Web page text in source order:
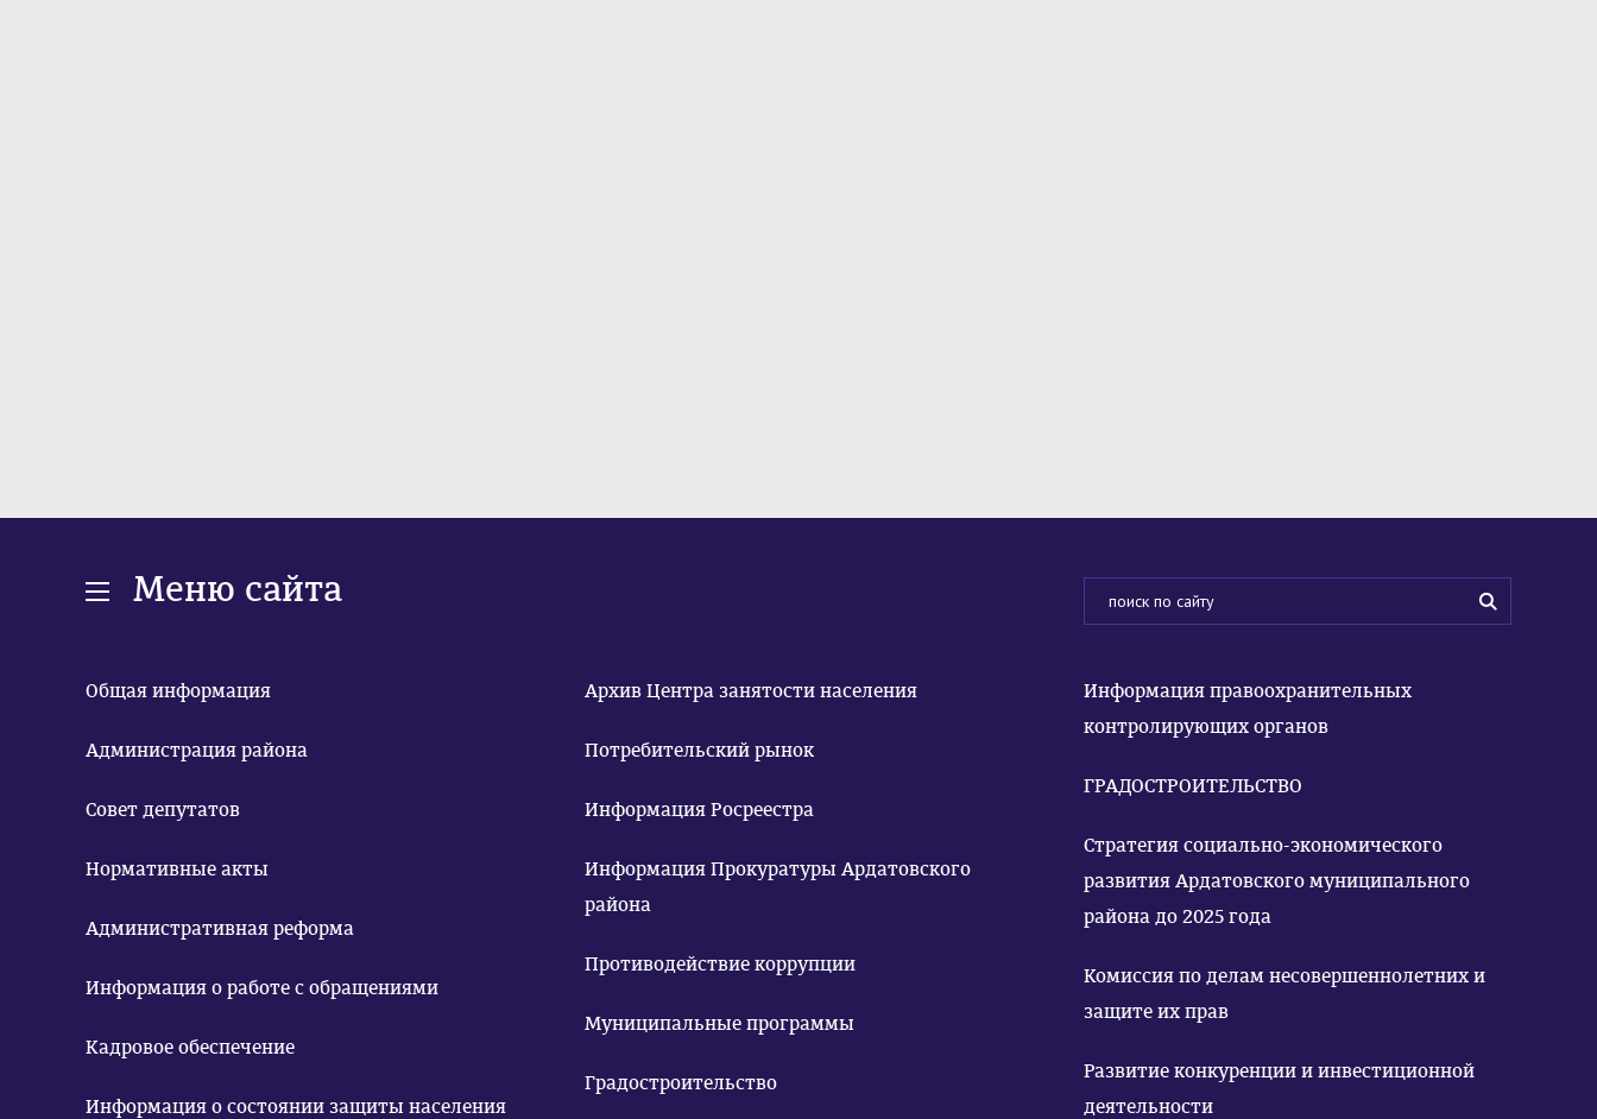
Меню сайта
Общая информация
Администрация района
Совет депутатов
Нормативные акты
Административная реформа
Информация о работе с обращениями
Кадровое обеспечение
Информация о состоянии защиты населения
Архив Центра занятости населения
Потребительский рынок
Информация Росреестра
Информация Прокуратуры Ардатовского
района
Противодействие коррупции
Муниципальные программы
Градостроительство
Информация правоохранительных
контролирующих органов
ГРАДОСТРОИТЕЛЬСТВО
Стратегия социально-экономического
развития Ардатовского муниципального
района до 2025 года
Комиссия по делам несовершеннолетних и
защите их прав
Развитие конкуренции и инвестиционной
деятельности